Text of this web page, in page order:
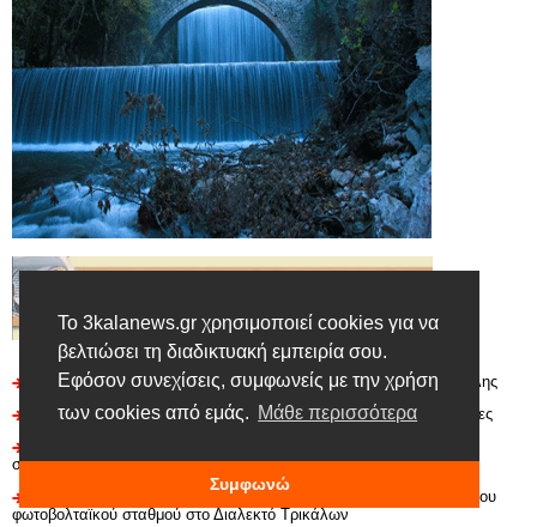
Το 3kalanews.gr χρησιμοποιεί cookies για να
βελτιώσει τη διαδικτυακή εμπειρία σου.
Εφόσον συνεχίσεις, συμφωνείς με την χρήση
των cookies από εμάς. Μάθε περισσότερα
Συμφωνώ
Γιορτή καλαμποκιού, 1/8/2026, στον Αγ. Βησσαρίωνα Δήμου Πύλης
Τριπλή συνεργασία στα Τρίκαλα ενάντια στις τηλεφωνικές απάτες
συνεχίζεται με ακόμη μία ξεχωριστή συνάντηση
H Περιφέρεια Θεσσαλίας χρηματοδοτεί τη δημιουργία ενός μεγάλου
φωτοβολταϊκού σταθμού στο Διαλεκτό Τρικάλων